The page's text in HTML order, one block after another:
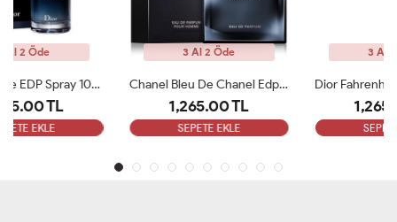
3 Al 2 Öde
Chanel Bleu De Chanel Edp 100 Ml ARC
SEPETE EKLE
3 Al 2 Öde
Dior Fahrenheit 100 Ml EDT Erkek Parfüm ARC
SEPETE EKLE